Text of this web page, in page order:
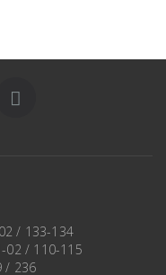
/ 133-134
02 / 110-115
/ 236